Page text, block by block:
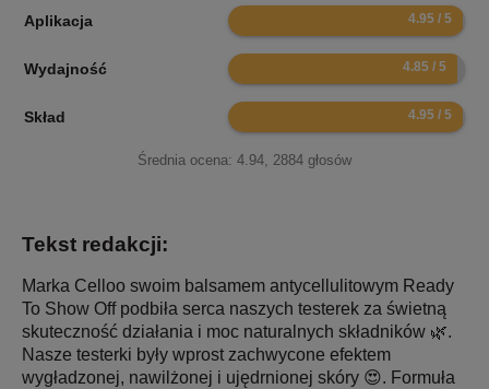
Aplikacja 9.9
Wydajność 9.7
Skład 9.9
Średnia ocena: 4.94, 2884 głosów
Tekst redakcji:
Marka Celloo swoim balsamem antycellulitowym Ready
To Show Off podbiła serca naszych testerek za świetną
skuteczność działania i moc naturalnych składników 🌿.
Nasze testerki były wprost zachwycone efektem
wygładzonej, nawilżonej i ujędrnionej skóry 😍. Formuła